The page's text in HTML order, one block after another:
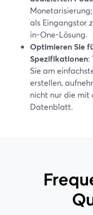
als Eingangstor
in-One-Lösung.
Optimieren Sie
Spezifikationen:
Sie am
erstellen,
nicht nur die mit
Datenblatt.